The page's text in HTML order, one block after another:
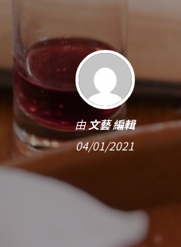
由文藝 編輯
04/01/2021